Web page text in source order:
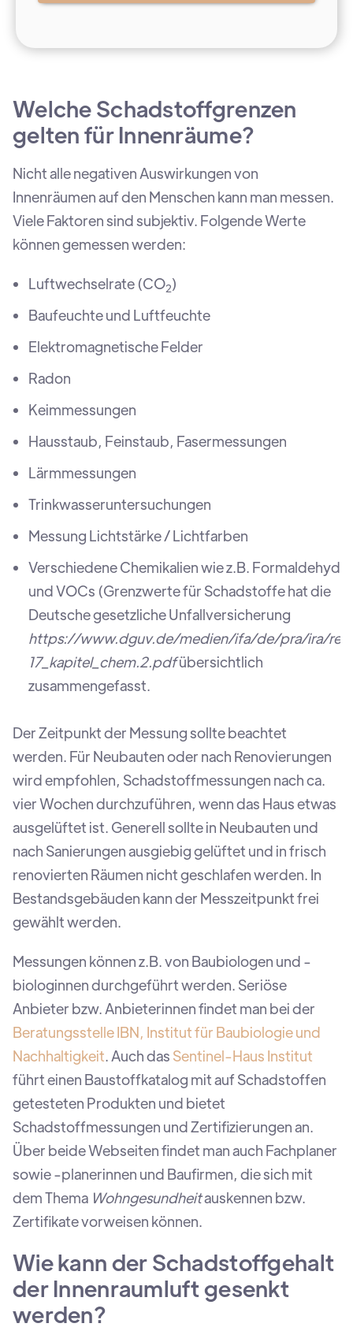
Welche Schadstoffgrenzen
gelten für Innenräume?
Nicht alle negativen Auswirkungen von
Innenräumen auf den Menschen kann man messen.
Viele Faktoren sind subjektiv. Folgende Werte
können gemessen werden:
Luftwechselrate (CO2)
Baufeuchte und Luftfeuchte
Elektromagnetische Felder
Radon
Keimmessungen
Hausstaub, Feinstaub, Fasermessungen
Lärmmessungen
Trinkwasseruntersuchungen
Messung Lichtstärke / Lichtfarben
Verschiedene Chemikalien wie z.B. Formaldehyd
und VOCs (Grenzwerte für Schadstoffe hat die
Deutsche gesetzliche Unfallversicherung
https://www.dguv.de/medien/ifa/de/pra/ira/
17_kapitel_chem.2.pdfübersichtlich
zusammengefasst.
Der Zeitpunkt der Messung sollte beachtet
werden. Für Neubauten oder nach Renovierungen
wird empfohlen, Schadstoffmessungen nach ca.
vier Wochen durchzuführen, wenn das Haus etwas
ausgelüftet ist. Generell sollte in Neubauten und
nach Sanierungen ausgiebig gelüftet und in frisch
renovierten Räumen nicht geschlafen werden. In
Bestandsgebäuden kann der Messzeitpunkt frei
gewählt werden.
Messungen können z.B. von Baubiologen und -
biologinnen durchgeführt werden. Seriöse
Anbieter bzw. Anbieterinnen findet man bei der
Beratungsstelle IBN, Institut für Baubiologie und
Nachhaltigkeit. Auch das Sentinel-Haus Institut
führt einen Baustoffkatalog mit auf Schadstoffen
getesteten Produkten und bietet
Schadstoffmessungen und Zertifizierungen an.
Über beide Webseiten findet man auch Fachplaner
sowie -planerinnen und Baufirmen, die sich mit
dem Thema Wohngesundheitauskennen bzw.
Zertifikate vorweisen können.
Wie kann der Schadstoffgehalt
der Innenraumluft gesenkt
werden?